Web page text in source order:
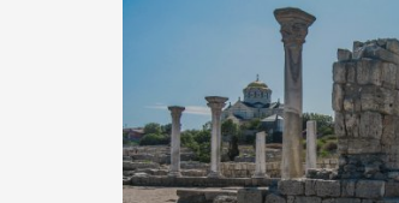
візантійської доби. Раритети
культурної спадщини ЮНЕСКО
Офіційно – на виставку «Золото
влада в Україні вважають це